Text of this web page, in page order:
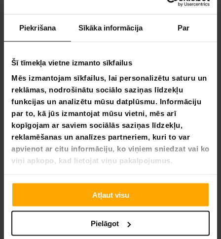
Piekrišana Sīkāka informācija Par
Šī tīmekļa vietne izmanto sīkfailus
Mēs izmantojam sīkfailus, lai personalizētu saturu un
reklāmas, nodrošinātu sociālo saziņas līdzekļu
funkcijas un analizētu mūsu datplūsmu. Informāciju
par to, kā jūs izmantojat mūsu vietni, mēs arī
kopīgojam ar saviem sociālās saziņas līdzekļu,
reklamēšanas un analīzes partneriem, kuri to var
apvienot ar citu informāciju, ko viņiem sniedzat vai ko
viņi apkopo, kad lietojat viņu pakalpojumus.
Atļaut visu
Pielāgot
24,90 € 9,90 €
19,90 €
LĪDZ 9.8.
Viking Discs Rune - Ground (No Logo)
9,90 €